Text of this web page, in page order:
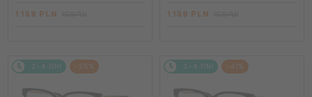
1 139 PLN 1 139 PLN
2-4 DNI -25% 2-4 DNI -41%